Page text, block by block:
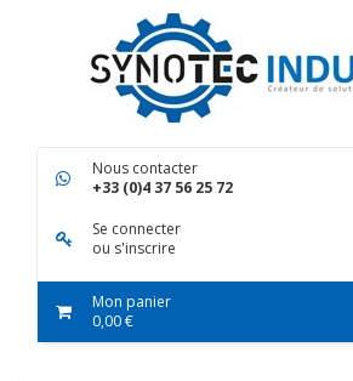
Nous contacter
+33 (0)4 37 56 25 72
Se connecter
ou s'inscrire
Mon panier
0,00 €